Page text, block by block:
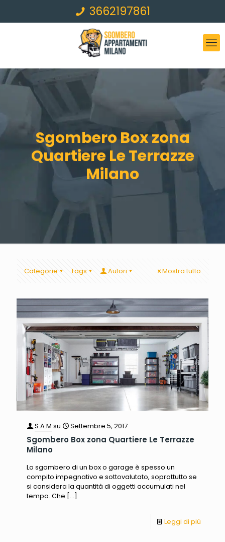
3662197861
Sgombero Box zona
Quartiere Le Terrazze
Milano
Categorie Tags Autori Mostra tutto
S.A.M su Settembre 5, 2017
Sgombero Box zona Quartiere Le Terrazze
Milano
Lo sgombero di un box o garage è spesso un
compito impegnativo e sottovalutato, soprattutto se
si considera la quantità di oggetti accumulati nel
tempo. Che […]
Leggi di più